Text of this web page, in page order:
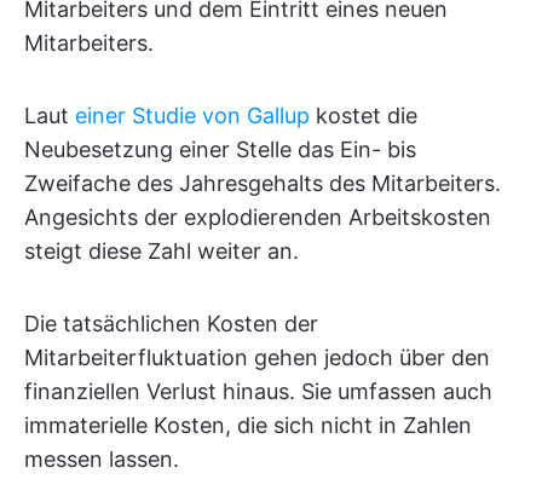
Mitarbeiters und dem Eintritt eines neuen
Mitarbeiters.
Laut einer Studie von Gallup kostet die
Neubesetzung einer Stelle das Ein- bis
Zweifache des Jahresgehalts des Mitarbeiters.
Angesichts der explodierenden Arbeitskosten
steigt diese Zahl weiter an.
Die tatsächlichen Kosten der
Mitarbeiterfluktuation gehen jedoch über den
finanziellen Verlust hinaus. Sie umfassen auch
immaterielle Kosten, die sich nicht in Zahlen
messen lassen.